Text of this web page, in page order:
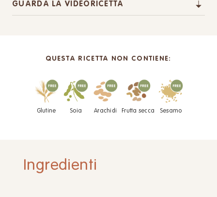
GUARDA LA VIDEORICETTA
QUESTA RICETTA NON CONTIENE:
Glutine Soia Arachidi Frutta secca Sesamo
Ingredienti